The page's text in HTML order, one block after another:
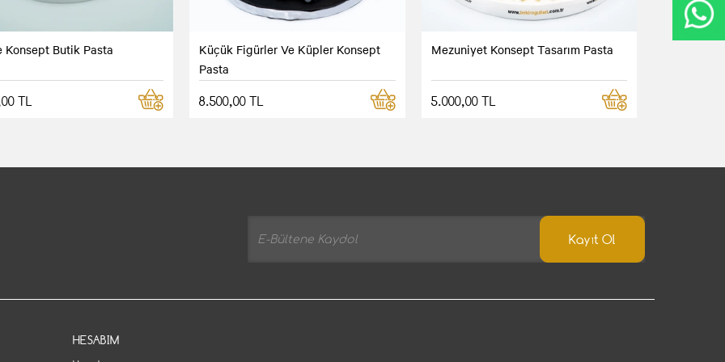
Konsept Butik Pasta
TL
Küçük Figürler Ve Küpler Konsept
Pasta
8.500,00 TL
Mezuniyet Konsept Tasarım Pasta
5.000,00 TL
Kayıt Ol
HESABIM